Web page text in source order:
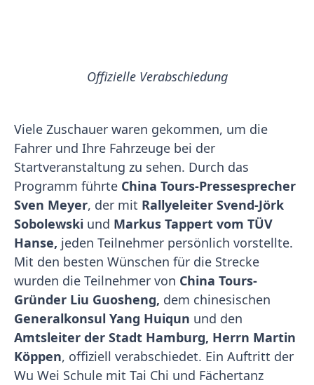
Offizielle Verabschiedung
Viele Zuschauer waren gekommen, um die
Fahrer und Ihre Fahrzeuge bei der
Startveranstaltung zu sehen. Durch das
Programm führte China Tours-Pressesprecher
Sven Meyer, der mit Rallyeleiter Svend-Jörk
Sobolewski und Markus Tappert vom TÜV
Hanse, jeden Teilnehmer persönlich vorstellte.
Mit den besten Wünschen für die Strecke
wurden die Teilnehmer von China Tours-
Gründer Liu Guosheng, dem chinesischen
Generalkonsul Yang Huiqun und den
Amtsleiter der Stadt Hamburg, Herrn Martin
Köppen, offiziell verabschiedet. Ein Auftritt der
Wu Wei Schule mit Tai Chi und Fächertanz